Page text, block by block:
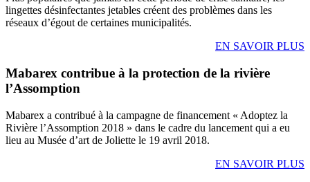
lingettes désinfectantes jetables créent des problèmes dans les
réseaux d’égout de certaines municipalités.
EN SAVOIR PLUS
Mabarex contribue à la protection de la rivière
l’Assomption
Mabarex a contribué à la campagne de financement « Adoptez la
Rivière l’Assomption 2018 » dans le cadre du lancement qui a eu
lieu au Musée d’art de Joliette le 19 avril 2018.
EN SAVOIR PLUS